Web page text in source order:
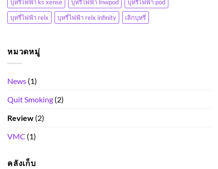
บุหรี่ไฟฟ้า ks xense บุหรี่ไฟฟ้า lnwpod
บุหรี่ไฟฟ้า pod
บุหรี่ไฟฟ้า relx
บุหรี่ไฟฟ้า relx infinity เลิกบุหรี่
หมวดหมู่
News (1)
Quit Smoking (2)
Review (2)
VMC (1)
คลังเก็บ